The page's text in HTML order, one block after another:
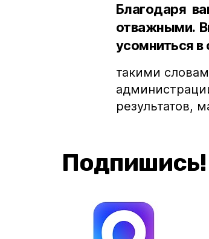
Благодаря
отважными.
усомниться
такими
результатов,
Подпишись!